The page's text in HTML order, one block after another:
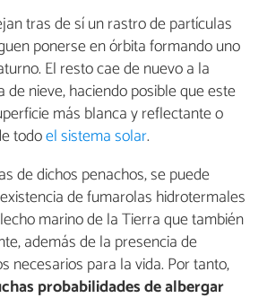
tras de sí un rastro de partículas
ponerse en órbita formando uno
El resto cae de nuevo a la
nieve, haciendo posible que este
más blanca y reflectante o
todoel sistema solar.
de dichos penachos, se puede
de fumarolas hidrotermales
marino de la Tierra que también
además de la presencia de
necesarios para la vida. Por tanto,
probabilidades de albergar